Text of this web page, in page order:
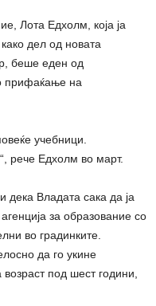
Лота Едхолм, која ја
дел од новата
беше еден од
прифаќање на
учебници.
рече Едхолм во март.
дека Владата сака да ја
за образование со
во градинките.
да го укине
под шест години,